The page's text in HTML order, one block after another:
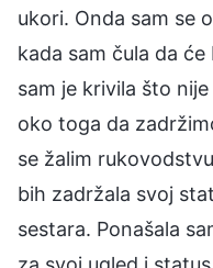
ukori. Onda sam se
kada sam čula da
sam je krivila što
oko toga da
se žalim
bih zadržala svoj
sestara. Ponašala